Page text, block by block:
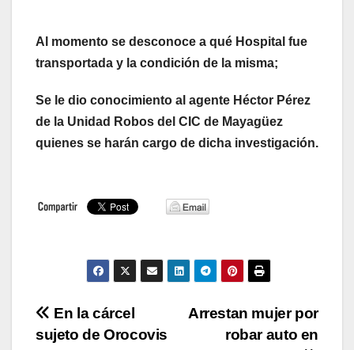
Al momento se desconoce a qué Hospital fue
transportada y la condición de la misma;
Se le dio conocimiento al agente Héctor Pérez
de la Unidad Robos del CIC de Mayagüez
quienes se harán cargo de dicha investigación.
Navegación
Arrestan mujer por
robar auto en
En la cárcel
sujeto de Orocovis